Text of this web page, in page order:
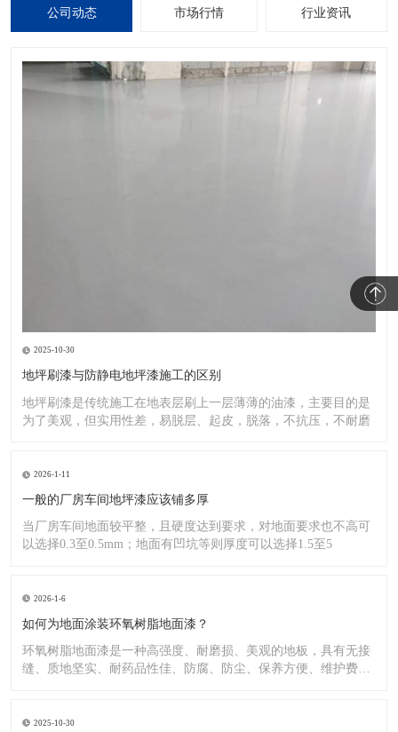
公司动态 市场行情 行业资讯
2025-10-30
地坪刷漆与防静电地坪漆施工的区别
地坪刷漆是传统施工在地表层刷上一层薄薄的油漆，主要目的是
为了美观，但实用性差，易脱层、起皮，脱落，不抗压，不耐磨
2026-1-11
一般的厂房车间地坪漆应该铺多厚
当厂房车间地面较平整，且硬度达到要求，对地面要求也不高可
以选择0.3至0.5mm；地面有凹坑等则厚度可以选择1.5至5
2026-1-6
如何为地面涂装环氧树脂地面漆？
环氧树脂地面漆是一种高强度、耐磨损、美观的地板，具有无接
缝、质地坚实、耐药品性佳、防腐、防尘、保养方便、维护费用
2025-10-30